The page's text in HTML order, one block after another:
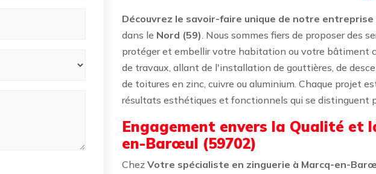
Découvrez le savoir-faire unique de notre entreprise
dans le Nord (59). Nous sommes fiers de proposer des
protéger et embellir votre habitation ou votre bâtiment
de travaux, allant de l'installation de gouttières, de
de toitures en zinc, cuivre ou aluminium. Chaque projet
résultats esthétiques et fonctionnels qui se distinguent
Engagement envers la Qualité
en-Barœul (59702)
ChezVotre spécialiste en zinguerie à Marcq-en-